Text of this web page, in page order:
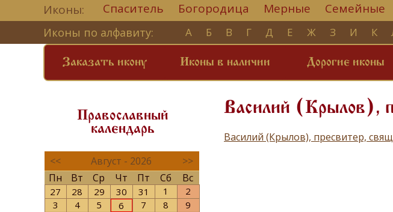
Иконы: Спаситель Богородица Мерные Семейные
Иконы по алфавиту: А Б В Г Д Е Ж З И К
Заказать икону Иконы в наличии Дорогие иконы
Православный
календарь
<< Август - 2026
>>
Пн
Вт Ср Чт Пт Сб Вс
27 28 29 30 31 1
2
3
4 5 6 7 8
9
Василий (Крылов),
Василий (Крылов), пресвитер,